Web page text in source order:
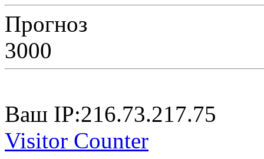
Прогноз
3000
Ваш IP:216.73.217.75
Visitor Counter